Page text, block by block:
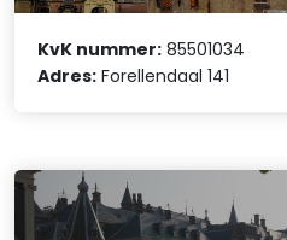
KvK nummer: 85501034
Adres: Forellendaal 141